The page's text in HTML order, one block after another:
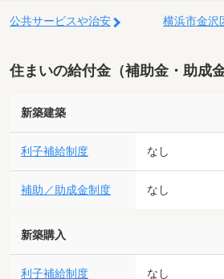
公共サービスや治安 横浜市金沢
住まいの給付金（補助金・助成金
新築建築
利子補給制度 なし
補助／助成金制度 なし
新築購入
利子補給制度 なし